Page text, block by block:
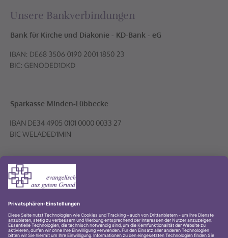
Unsere Bankverbindungen
Bank für Kirche und Diakonie - KD-Bank - eG
Sparkasse Minden-Lübbecke
Volksbank PLUS eG